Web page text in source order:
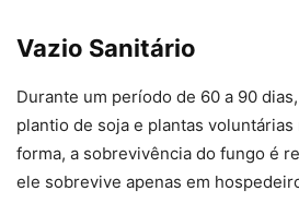
Vazio Sanitário
Durante um período de 60 a 90
plantio de soja e plantas voluntárias
forma, a sobrevivência do fungo é
ele sobrevive apenas em